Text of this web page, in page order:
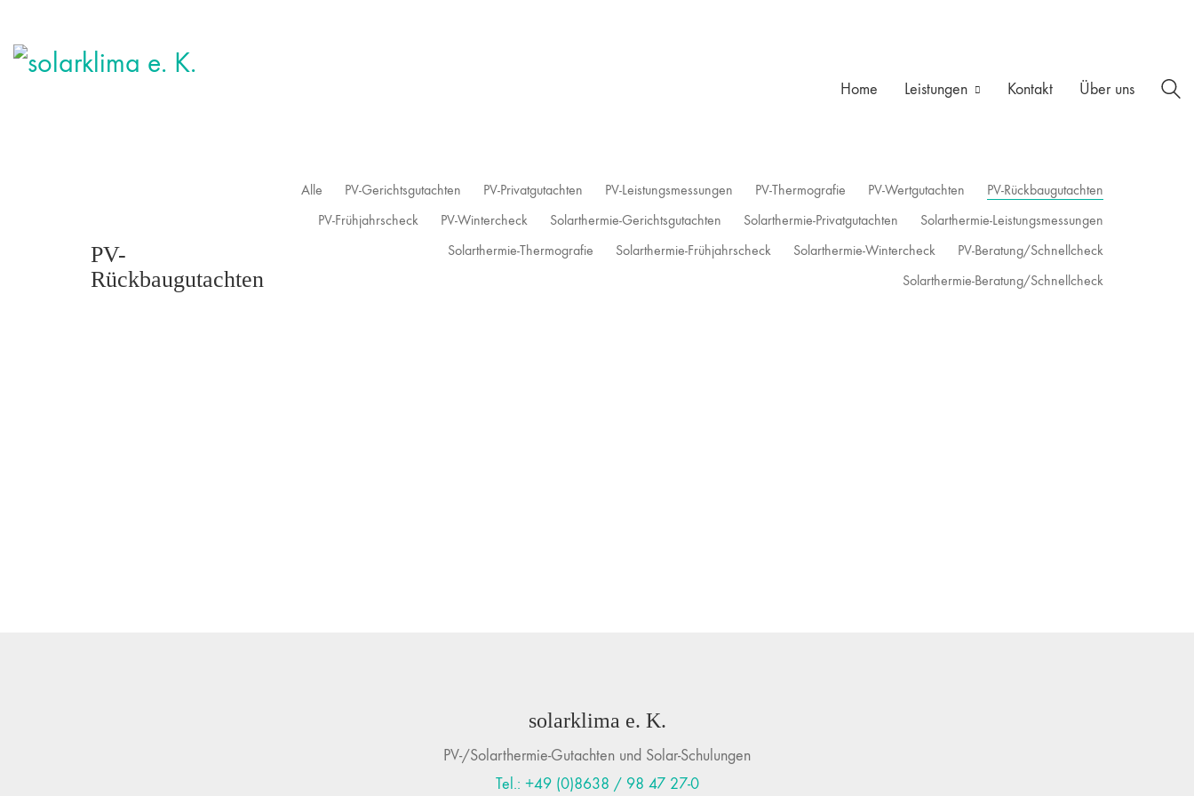
Home Leistungen Kontakt Über uns
PV-
Rückbaugutachten
Alle PV-Gerichtsgutachten PV-Privatgutachten PV-Leistungsmessungen PV-Thermografie PV-Wertgutachten
PV-Rückbaugutachten
PV-Frühjahrscheck
PV-Wintercheck Solarthermie-Gerichtsgutachten Solarthermie-Privatgutachten
Solarthermie-Leistungsmessungen
Solarthermie-Thermografie
Solarthermie-Frühjahrscheck Solarthermie-Wintercheck
PV-Beratung/Schnellcheck
Solarthermie-Beratung/Schnellcheck
solarklima e. K.
PV-/Solarthermie-Gutachten und Solar-Schulungen
Tel.: +49 (0)8638 / 98 47 27-0